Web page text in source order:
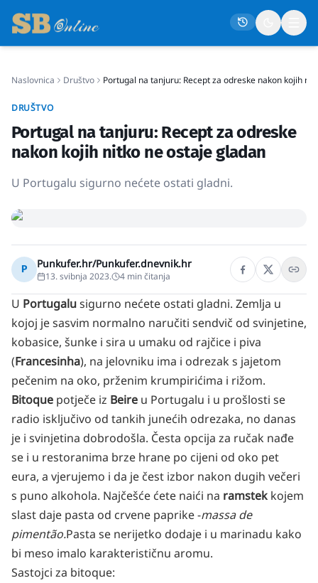
Politika
Crna kronika
Sport
Kultura
Osmrtnice
Naslovnica Društvo Portugal na tanjuru: Recept za odreske nakon kojih
DRUŠTVO
Portugal na tanjuru: Recept za odreske
nakon kojih nitko ne ostaje gladan
U Portugalu sigurno nećete ostati gladni.
P Punkufer.hr/Punkufer.dnevnik.hr
13. svibnja 2023. 4 min čitanja
U Portugalusigurno nećete ostati gladni. Zemlja u
kojoj je sasvim normalno naručiti sendvič od svinjetine,
kobasice, šunke i sira u umaku od rajčice i piva
(Francesinha), na jelovniku ima i odrezak s jajetom
pečenim na oko, prženim krumpirićima i rižom.
Bitoque potječe iz Beire u Portugalu i u prošlosti se
radio isključivo od tankih junećih odrezaka, no danas
je i svinjetina dobrodošla. Česta opcija za ručak nađe
se i u restoranima brze hrane po cijeni od oko pet
eura, a vjerujemo i da je čest izbor nakon dugih večeri
s puno alkohola. Najčešće ćete naići na ramstek kojem
slast daje pasta od crvene paprike -massa de
pimentão.Pasta se nerijetko dodaje i u marinadu kako
bi meso imalo karakterističnu aromu.
Sastojci za bitoque: